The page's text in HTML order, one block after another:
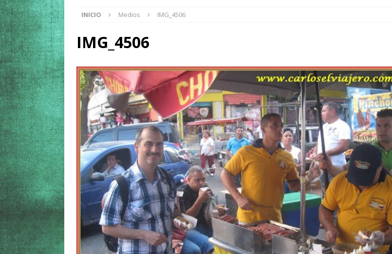
KAZAJISTÁN
[ 22 noviembre, 2025 ]
[ 9 octubre, 2025 ] JAMAICA. La historia de la misteriosa avioneta de la playa
JAMAICA
[ 27 septiembre, 2025 ] Cómo moverse en Seychelles de manera sostenible
SEYCHELLES
[ 3 agosto, 2025 ] Qué ver en Manama. La capital de Baréin
BARÉIN
[ 15 marzo, 2026 ] Ela Nguema. El barrio más castizo de Malabo GUINEA ECUATORIAL
INICIO Medios IMG_4506
IMG_4506